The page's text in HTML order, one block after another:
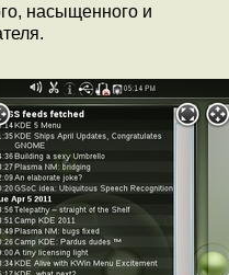
насыщенного и